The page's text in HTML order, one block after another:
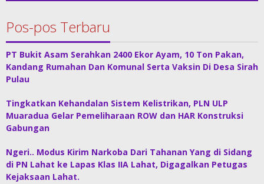
Pos-pos Terbaru
PT Bukit Asam Serahkan 2400 Ekor Ayam, 10 Ton Pakan,
Kandang Rumahan Dan Komunal Serta Vaksin Di Desa Sirah
Pulau
Tingkatkan Kehandalan Sistem Kelistrikan, PLN ULP
Muaradua Gelar Pemeliharaan ROW dan HAR Konstruksi
Gabungan
Ngeri.. Modus Kirim Narkoba Dari Tahanan Yang di Sidang
di PN Lahat ke Lapas Klas IIA Lahat, Digagalkan Petugas
Kejaksaan Lahat.